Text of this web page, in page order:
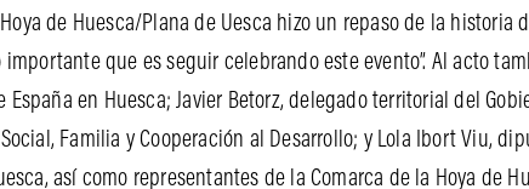
de Huesca/Plana de Uesca hizo un repaso de la historia
que es seguir celebrando este evento”. Al acto
España en Huesca; Javier Betorz, delegado territorial del
Familia y Cooperación al Desarrollo; y Lola Ibort Viu,
así como representantes de la Comarca de la Hoya de